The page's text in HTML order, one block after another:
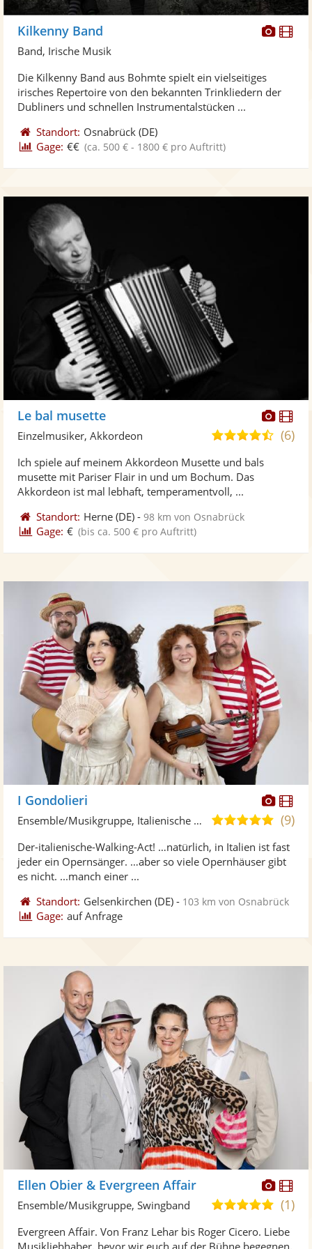
Kilkenny Band
Band, Irische Musik
Die Kilkenny Band aus Bohmte spielt ein vielseitiges
irisches Repertoire von den bekannten Trinkliedern der
Dubliners und schnellen Instrumentalstücken ...
Standort: Osnabrück (DE)
Gage: €€ (ca. 500 € - 1800 € pro Auftritt)
Le bal musette
4,7(6)
Einzelmusiker, Akkordeon
Ich spiele auf meinem Akkordeon Musette und bals
musette mit Pariser Flair in und um Bochum. Das
Akkordeon ist mal lebhaft, temperamentvoll, ...
Standort: Herne (DE) -98 km von Osnabrück
Gage: € (bis ca. 500 € pro Auftritt)
Fotos
I Gondolieri
4,9
5
Sternen
(9)
Ensemble/Musikgruppe, Italienische Musik
Der-italienische-Walking-Act! …natürlich, in Italien ist fast
jeder ein Opernsänger. …aber so viele Opernhäuser gibt
es nicht. ...manch einer ...
Standort: Gelsenkirchen (DE) - 103 km von Osnabrück
Gage: auf Anfrage
Fotos
Ellen Obier & Evergreen Affair
5,0
5
(1)
Ensemble/Musikgruppe, Swingband
Evergreen Affair. Von Franz Lehar bis Roger Cicero. Liebe
Musikliebhaber, bevor wir euch auf der Bühne begegnen,